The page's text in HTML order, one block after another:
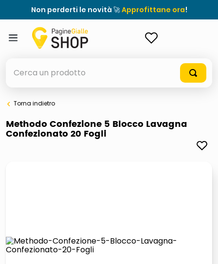
Non perderti le novità 🚀Approfittane ora!
elenchi telefonici
meme
pattumiera raccolta differenziata
elenco telefonico
Torna indietro
Methodo Confezione 5 Blocco Lavagna
Confezionato 20 Fogli